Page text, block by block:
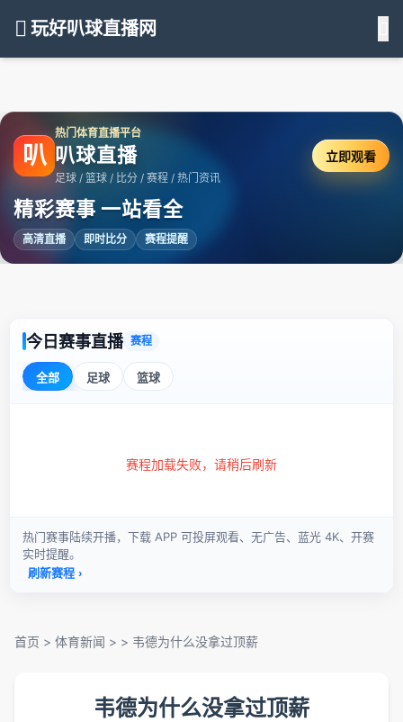
玩好叭球直播网
叭
热门体育直播平台
叭球直播
足球 / 篮球 / 比分 / 赛程 / 热门资讯
精彩赛事 一站看全
高清直播 即时比分 赛程提醒
立即观看
首页 > 体育新闻 > > 韦德为什么没拿过顶薪
韦德为什么没拿过顶薪